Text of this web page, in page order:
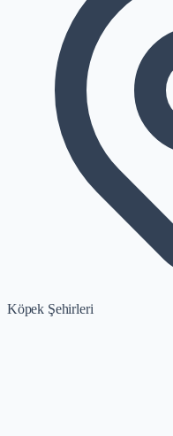
Köpek Şehirleri